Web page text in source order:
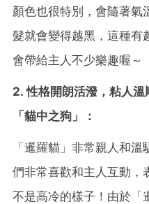
顏色也很特別，會隨著氣
髮就會變得越黑，這種有
會帶給主人不少樂趣喔～
2. 性格開朗活潑，粘人
「貓中之狗」：
「暹羅貓」非常親人和
們非常喜歡和主人互動，
不是高冷的樣子！由於「